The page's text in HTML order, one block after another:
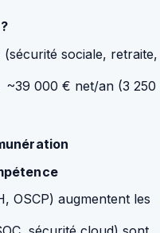
(sécurité sociale, retraite,
000 € net/an (3 250
OSCP) augmentent les